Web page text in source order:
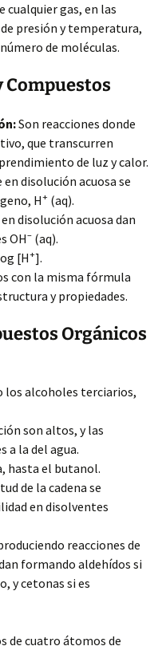
cualquier gas, en las
presión y temperatura,
de moléculas.
Compuestos
Son reacciones donde
que transcurren
de luz y calor.
en disolución acuosa se
H+ (aq).
disolución acuosa dan
OH– (aq).
[H+].
con la misma fórmula
y propiedades.
Orgánicos
los alcoholes terciarios,
son altos, y las
a la del agua.
hasta el butanol.
de la cadena se
en disolventes
reacciones de
formando aldehídos si
y cetonas si es
de cuatro átomos de